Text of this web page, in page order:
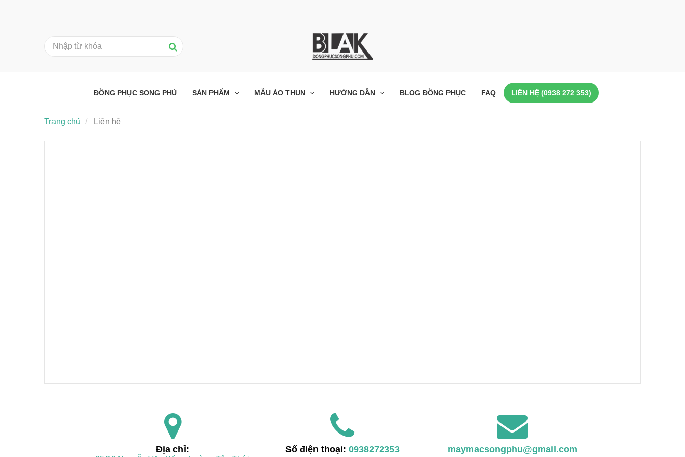
Địa chỉ: Số điện thoại: 0938272353 maymacsongphu@gmail.com
ĐỒNG PHỤC SONG PHÚ SẢN PHẨM MẪU ÁO THUN HƯỚNG DẪN BLOG ĐỒNG PHỤC FAQ LIÊN HỆ (0938 272 353)
Trang chủ Liên hệ